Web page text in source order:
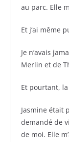
au parc. Elle
Et j’ai même
Je n’avais
Merlin et de
Et pourtant,
Jasmine était
demandé de
de moi. Elle